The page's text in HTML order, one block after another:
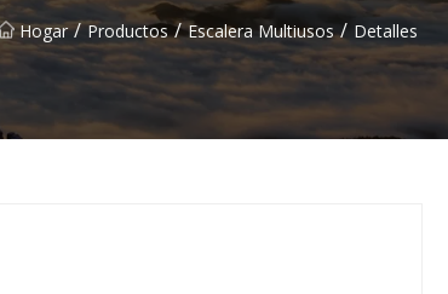
Hogar / Productos / Escalera Multiusos / Detalles